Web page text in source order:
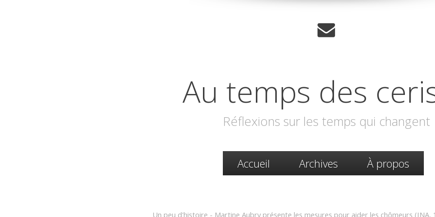
Au temps des
Réflexions sur les temps qui changent
Accueil Archives À propos
Un peu d'histoire - Martine Aubry présente les mesures pour aider les chômeurs (INA,